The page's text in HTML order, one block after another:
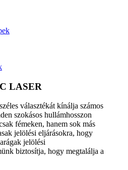
LASER
választékát kínálja számos
szokásos hullámhosszon
fémeken, hanem sok más
jelölési eljárásokra, hogy
jelölési
biztosítja, hogy megtalálja a